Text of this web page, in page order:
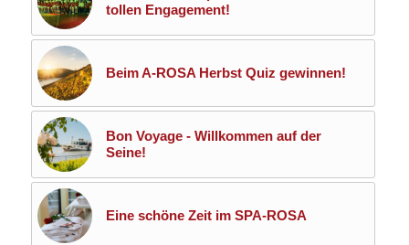
tollen Engagement!
Beim A-ROSA Herbst Quiz gewinnen!
Bon Voyage - Willkommen auf der
Seine!
Eine schöne Zeit im SPA-ROSA